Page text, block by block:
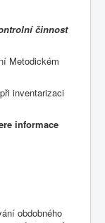
činnost
Metodickém
inventarizaci
informace
obdobného